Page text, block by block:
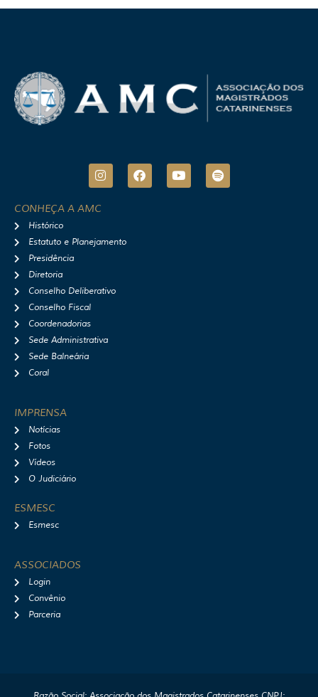
I
n
t
r
F
a
Y
o
S
p
CONHEÇA A AMC
Histórico
Estatuto e Planejamento
Presidência
Diretoria
Conselho Deliberativo
Conselho Fiscal
Coordenadorias
Sede Administrativa
Sede Balneária
Coral
IMPRENSA
Notícias
Fotos
Vídeos
O Judiciário
ESMESC
Esmesc
ASSOCIADOS
Login
Convênio
Parceria